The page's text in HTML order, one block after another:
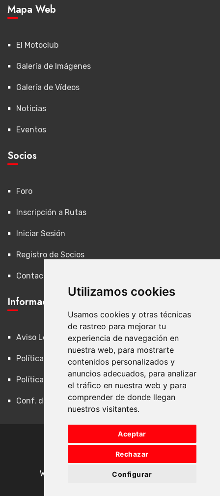
Utilizamos cookies
Usamos cookies y otras técnicas
de rastreo para mejorar tu
experiencia de navegación en
nuestra web, para mostrarte
contenidos personalizados y
anuncios adecuados, para analizar
el tráfico en nuestra web y para
comprender de donde llegan
nuestros visitantes.
Aceptar
Rechazar
Configurar
Mapa Web
El Motoclub
Galería de Imágenes
Galería de Vídeos
Noticias
Eventos
Socios
Foro
Inscripción a Rutas
Iniciar Sesión
Registro de Socios
Contacto
Información Legal
Aviso Legal
Política de Privacidad
Política de Cookies
Conf. de Cookies
© SILVER READER MOTOCLUB
Web diseñada por
Leovinci Consulting